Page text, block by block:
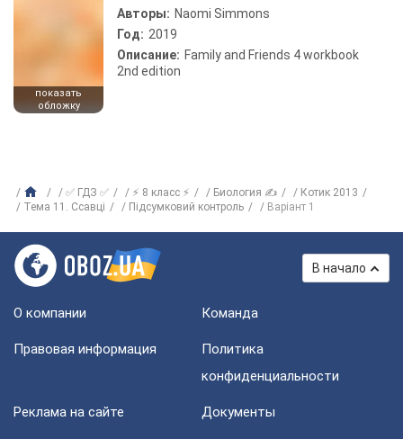
показать
обложку
Авторы: Naomi Simmons
Год: 2019
Описание: Family and Friends 4 workbook
2nd edition
✅ ГДЗ ✅ ⚡ 8 класс ⚡ Биология ✍
Котик 2013
Тема 11. Ссавці
Підсумковий контроль Варіант 1
В начало
О компании Команда
Правовая информация
Политика
конфиденциальности
Реклама на сайте Документы